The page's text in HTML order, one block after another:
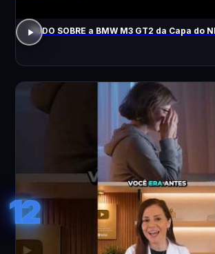
TUDO SOBRE a BMW M3 GT2 da Capa do
12